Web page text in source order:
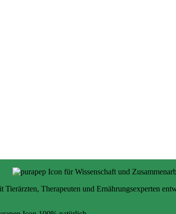
Tierärzten, Therapeuten und Ernährungsexperten